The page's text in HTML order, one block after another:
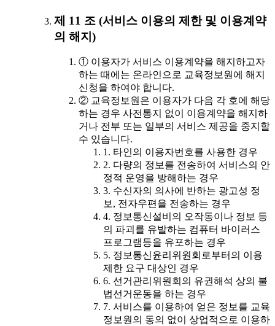
제 11 조 (서비스 이용의 제한 및 이용계약
의 해지)
① 이용자가 서비스 이용계약을 해지하고자
하는 때에는 온라인으로 교육정보원에 해지
신청을 하여야 합니다.
② 교육정보원은 이용자가 다음 각 호에 해당
하는 경우 사전통지 없이 이용계약을 해지하
거나 전부 또는 일부의 서비스 제공을 중지할
수 있습니다.
1. 타인의 이용자번호를 사용한 경우
2. 다량의 정보를 전송하여 서비스의 안
정적 운영을 방해하는 경우
3. 수신자의 의사에 반하는 광고성 정
보, 전자우편을 전송하는 경우
4. 정보통신설비의 오작동이나 정보 등
의 파괴를 유발하는 컴퓨터 바이러스
프로그램등을 유포하는 경우
5. 정보통신윤리위원회로부터의 이용
제한 요구 대상인 경우
6. 선거관리위원회의 유권해석 상의 불
법선거운동을 하는 경우
7. 서비스를 이용하여 얻은 정보를 교육
정보원의 동의 없이 상업적으로 이용하